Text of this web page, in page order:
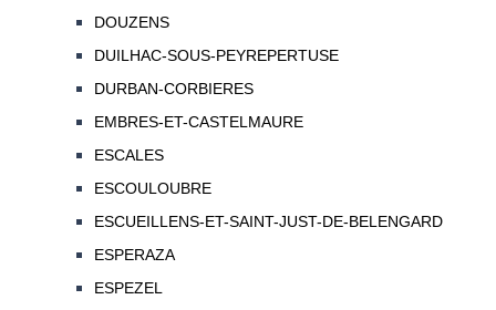
DOUZENS
DUILHAC-SOUS-PEYREPERTUSE
DURBAN-CORBIERES
EMBRES-ET-CASTELMAURE
ESCALES
ESCOULOUBRE
ESCUEILLENS-ET-SAINT-JUST-DE-BELENGARD
ESPERAZA
ESPEZEL